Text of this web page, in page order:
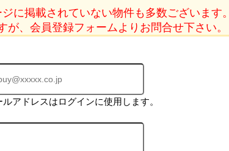
に掲載されていない物件も多数ございます。
が、会員登録フォームよりお問合せ下さい。
アドレスはログインに使用します。